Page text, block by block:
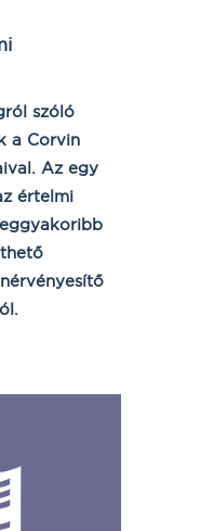
szóló
a Corvin
Az egy
értelmi